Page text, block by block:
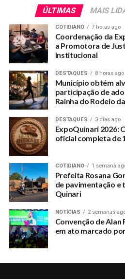
ÚLTIMAS MAIS
COTIDIANO 7 horas ago
Coordenação da
a Promotora de
institucional
DESTAQUES 8 horas ago
Município obtém
participação de
Rainha do Rodeio
DESTAQUES 3 dias ago
ExpoQuinari 2026:
oficial completa de
COTIDIANO 1 semana
Prefeita Rosana
de pavimentação e
Quinari
NOTÍCIAS 2 semanas
Convenção de Alan
em ato marcado